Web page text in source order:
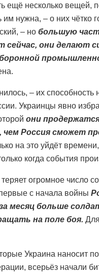
ещё несколько вещей,
нужна, – о них чётко
– но большую
сейчас, они делают
– их способность
Украинцы явно
они
чем Россия сможет
на это уйдёт
когда события
огромное число
с начала войны
месяц больше
на поле боя.
Украина наносит по
всерьёз начали